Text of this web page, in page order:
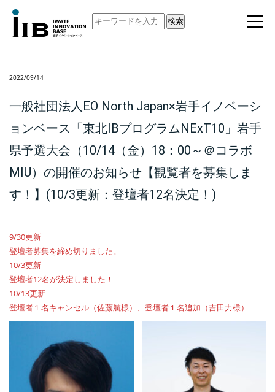
検索
2022/09/14
一般社団法人EO North Japan×岩手イノベーシ
ョンベース「東北IBプログラムNExT10」岩手
県予選大会（10/14（金）18：00～＠コラボ
MIU）の開催のお知らせ【観覧者を募集しま
す！】(10/3更新：登壇者12名決定！)
9/30更新
登壇者募集を締め切りました。
10/3更新
登壇者12名が決定しました！
10/13更新
登壇者１名キャンセル（佐藤航様）、登壇者１名追加（吉田力様）